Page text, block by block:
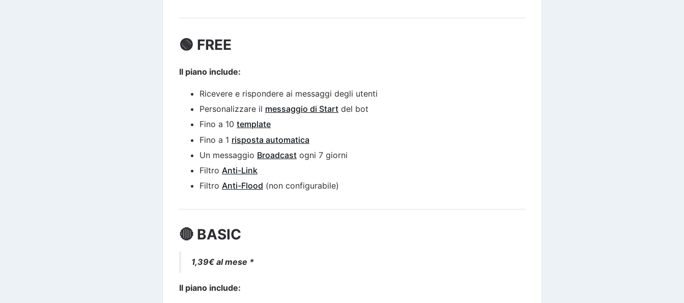
🟢 FREE
Il piano include:
Ricevere e rispondere ai messaggi degli utenti
Personalizzare il messaggio di Start del bot
Fino a 10 template
Fino a 1 risposta automatica
Un messaggio Broadcast ogni 7 giorni
Filtro Anti-Link
Filtro Anti-Flood (non configurabile)
🔴 BASIC
1,39€ al mese *
Il piano include: